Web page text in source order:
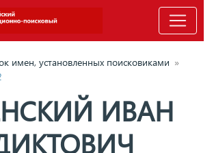
имен, установленных поисковиками »
ИВАН